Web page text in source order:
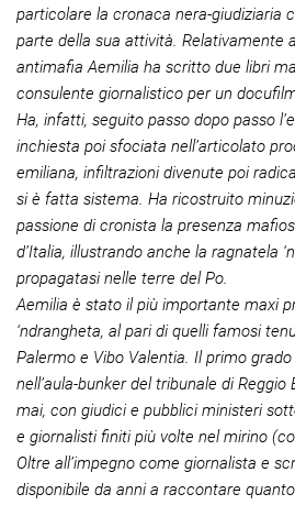
particolare la cronaca nera-giudiziaria
parte della sua attività. Relativamente
antimafia Aemilia ha scritto due libri
consulente giornalistico per un
Ha, infatti, seguito passo dopo passo
inchiesta poi sfociata nell’articolato
emiliana, infiltrazioni divenute poi
si è fatta sistema. Ha ricostruito
passione di cronista la presenza
d’Italia, illustrando anche la ragnatela
propagatasi nelle terre del Po.
Aemilia è stato il più importante maxi
‘ndrangheta, al pari di quelli famosi
Palermo e Vibo Valentia. Il primo
nell’aula-bunker del tribunale di
mai, con giudici e pubblici ministeri
e giornalisti finiti più volte nel mirino
Oltre all’impegno come giornalista e
disponibile da anni a raccontare